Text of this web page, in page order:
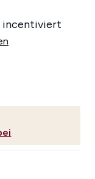
incentiviert